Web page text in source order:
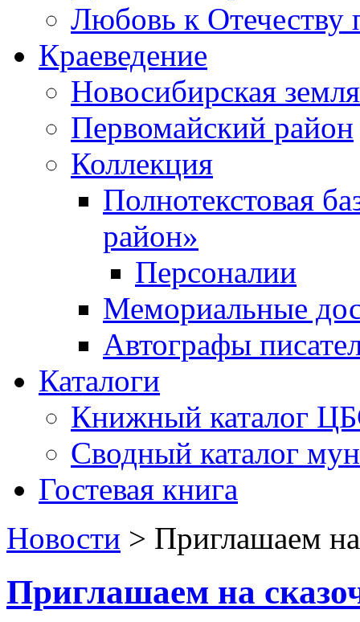
Любовь к Отечеству
Краеведение
Новосибирская земля
Первомайский район
Коллекция
Полнотекстовая
район»
Персоналии
Мемориальные
Автографы
Каталоги
Книжный каталог
Сводный каталог
Гостевая книга
Новости > Приглашаем
Приглашаем на